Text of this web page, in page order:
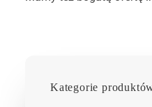
Kategorie